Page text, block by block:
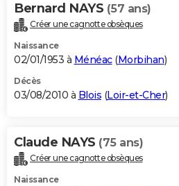
Bernard NAYS (57 ans)
Créer une cagnotte obsèques
Naissance
02/01/1953 à Ménéac(Morbihan)
Décès
03/08/2010 à Blois (Loir-et-Cher)
Claude NAYS (75 ans)
Créer une cagnotte obsèques
Naissance